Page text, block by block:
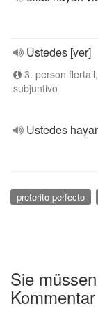
Ustedes [ver]
3. person
subjuntivo
Ustedes
preterito perfecto
Sie